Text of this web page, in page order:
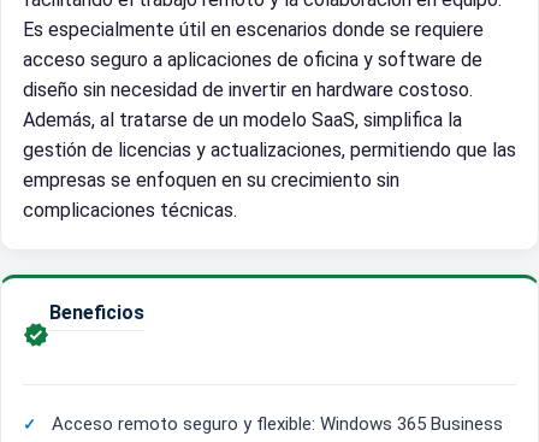
Es especialmente útil en escenarios donde se requiere
acceso seguro a aplicaciones de oficina y software de
diseño sin necesidad de invertir en hardware costoso.
Además, al tratarse de un modelo SaaS, simplifica la
gestión de licencias y actualizaciones, permitiendo que las
empresas se enfoquen en su crecimiento sin
complicaciones técnicas.

Beneficios
Acceso remoto seguro y flexible: Windows 365 Business